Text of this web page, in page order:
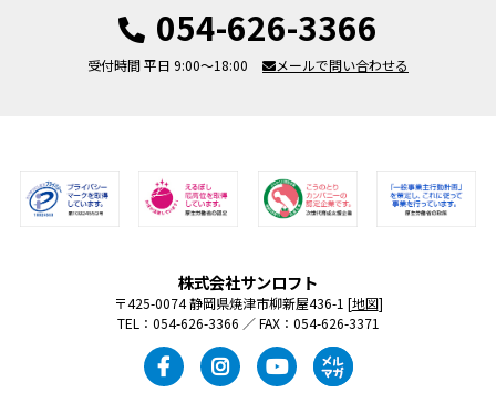
054-626-3366
受付時間 平日 9:00～18:00 メールで問い合わせる
株式会社サンロフト
〒425-0074 静岡県焼津市柳新屋436-1 [地図]
TEL：054-626-3366 ／ FAX：054-626-3371